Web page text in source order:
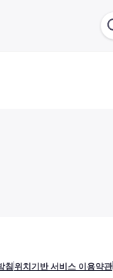
침위치기반 서비스 이용약관